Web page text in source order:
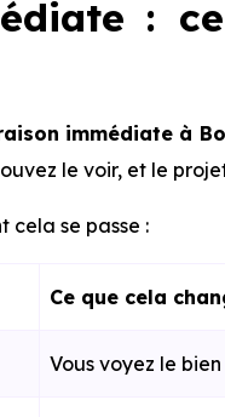
:
immédiate à
le voir, et le
cela se passe :
Ce que cela
Vous voyez le